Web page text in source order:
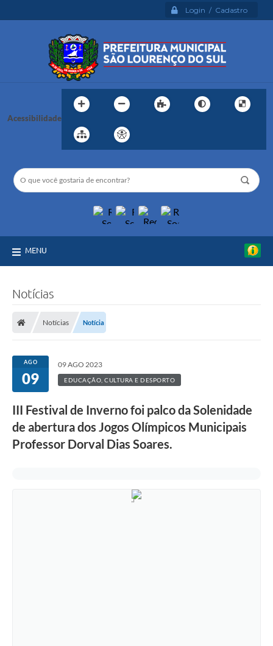
Login / Cadastro
Acessibilidade
MENU
Notícias
Notícias Notícia
AGO
09
09 AGO 2023
EDUCAÇÃO, CULTURA E DESPORTO
III Festival de Inverno foi palco da Solenidade
de abertura dos Jogos Olímpicos Municipais
Professor Dorval Dias Soares.